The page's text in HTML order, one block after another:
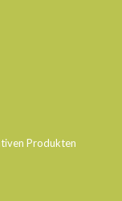
Produkten